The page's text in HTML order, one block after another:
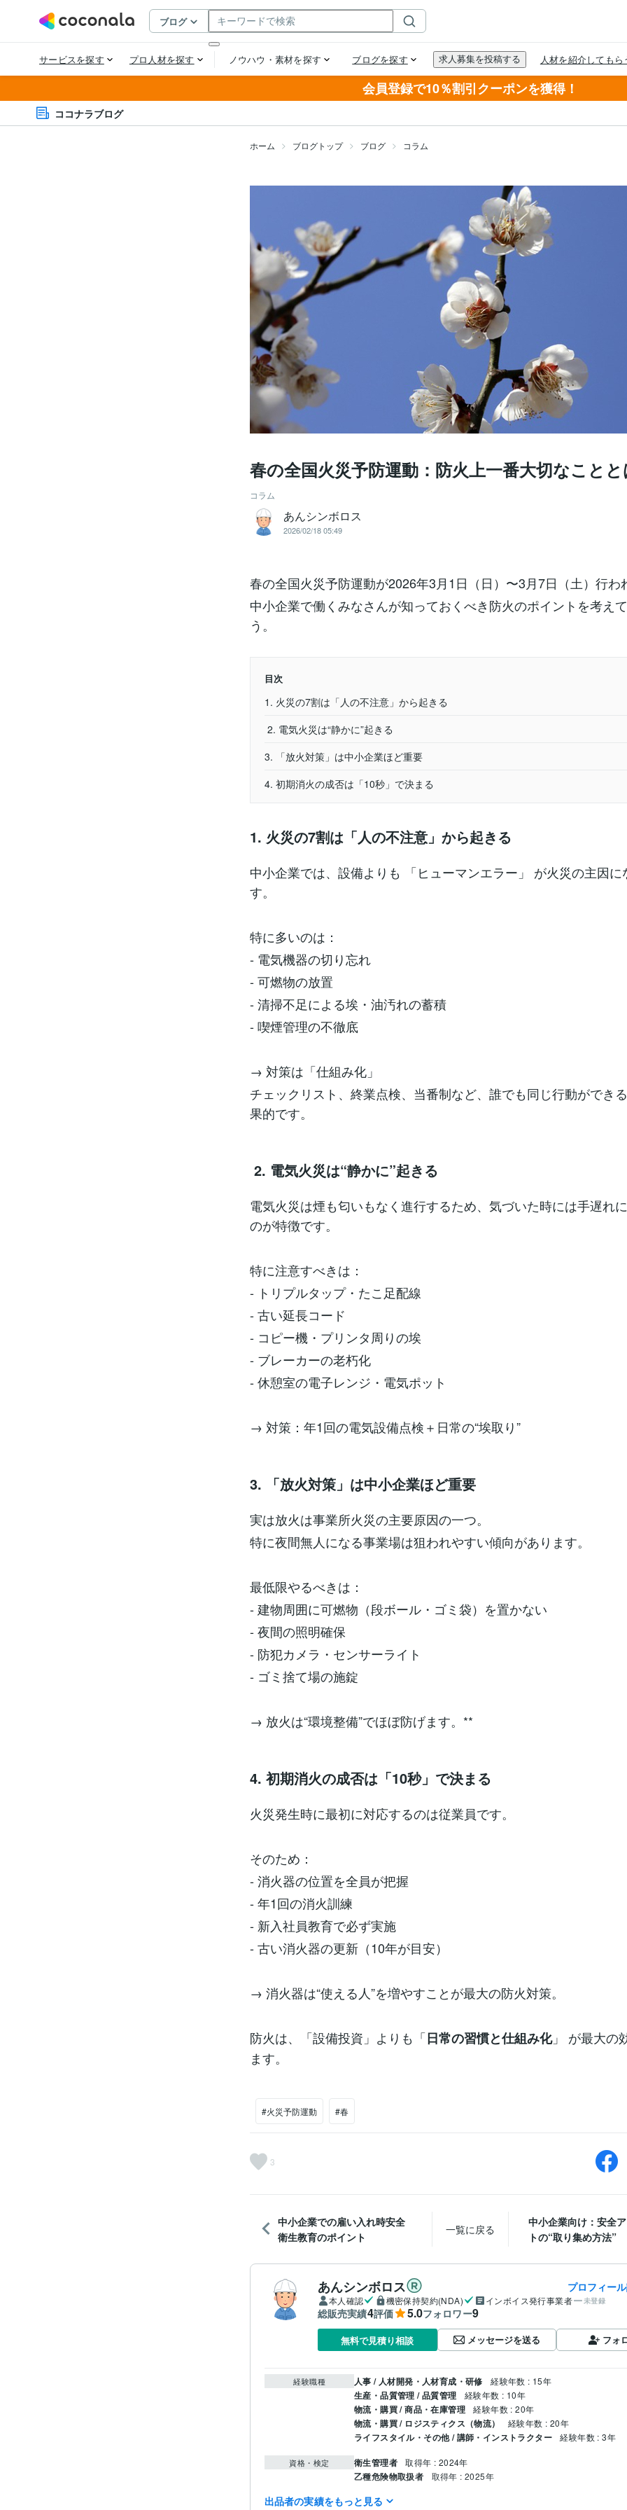
会員登録で10％割引クーポンを獲得！
ココナラブログ
ホーム ブログトップ ブログ コラム
春の全国火災予防運動：防火上一番大切なことと
コラム
あんシンボロス
2026/02/18 05:49
春の全国火災予防運動が2026年3月1日（日）〜3月7日（土）行わ
中小企業で働くみなさんが知っておくべき防火のポイントを考え
う。
目次
1. 火災の7割は「人の不注意」から起きる
2. 電気火災は“静かに”起きる
3. 「放火対策」は中小企業ほど重要
4. 初期消火の成否は「10秒」で決まる
1. 火災の7割は「人の不注意」から起きる
中小企業では、設備よりも 「ヒューマンエラー」 が火災の主因に
す。
特に多いのは：
- 電気機器の切り忘れ
- 可燃物の放置
- 清掃不足による埃・油汚れの蓄積
- 喫煙管理の不徹底
→ 対策は「仕組み化」
チェックリスト、終業点検、当番制など、誰でも同じ行動ができ
果的です。
2. 電気火災は“静かに”起きる
電気火災は煙も匂いもなく進行するため、気づいた時には手遅れ
のが特徴です。
特に注意すべきは：
- トリプルタップ・たこ足配線
- 古い延長コード
- コピー機・プリンタ周りの埃
- ブレーカーの老朽化
- 休憩室の電子レンジ・電気ポット
→ 対策：年1回の電気設備点検＋日常の“埃取り”
3. 「放火対策」は中小企業ほど重要
実は放火は事業所火災の主要原因の一つ。
特に夜間無人になる事業場は狙われやすい傾向があります。
最低限やるべきは：
- 建物周囲に可燃物（段ボール・ゴミ袋）を置かない
- 夜間の照明確保
- 防犯カメラ・センサーライト
- ゴミ捨て場の施錠
→ 放火は“環境整備”でほぼ防げます。**
4. 初期消火の成否は「10秒」で決まる
火災発生時に最初に対応するのは従業員です。
そのため：
- 消火器の位置を全員が把握
- 年1回の消火訓練
- 新入社員教育で必ず実施
- 古い消火器の更新（10年が目安）
→ 消火器は“使える人”を増やすことが最大の防火対策。
防火は、「設備投資」よりも「日常の習慣と仕組み化」 が最大の
ます。
#火災予防運動 #春
3
中小企業での雇い入れ時安全
衛生教育のポイント
一覧に戻る
中小企業向け：安全
トの“取り集め方法”
あんシンボロス プロフィー
本人確認 機密保持契約(NDA) インボイス発行事業者 未登録
総販売実績4評価 5.0フォロワー9
無料で見積り相談 メッセージを送る フォ
経験職種 人事 / 人材開発・人材育成・研修 経験年数 : 15年
生産・品質管理 / 品質管理 経験年数 : 10年
物流・購買 / 商品・在庫管理 経験年数 : 20年
物流・購買 / ロジスティクス（物流） 経験年数 : 20年
ライフスタイル・その他 / 講師・インストラクター 経験年数 : 3年
資格・検定 衛生管理者 取得年 : 2024年
乙種危険物取扱者 取得年 : 2025年
得意分野 ビジネス代行・事務代行
出品者の実績をもっと見る